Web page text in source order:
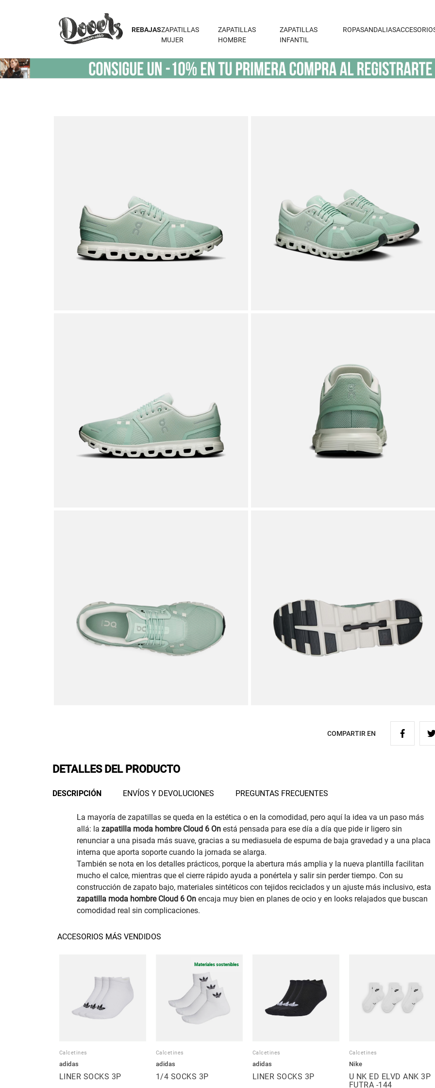
REBAJASZAPATILLAS
MUJER
ZAPATILLAS
HOMBRE
ZAPATILLAS
INFANTIL
ROPASANDALIAS
COMPARTIR EN
DETALLES DEL PRODUCTO
DESCRIPCIÓN ENVÍOS Y DEVOLUCIONES PREGUNTAS FRECUENTES
La mayoría de zapatillas se queda en la estética o en la comodidad, pero aquí la idea va un paso más
allá: la zapatilla moda hombre Cloud 6 Onestá pensada para ese día a día que pide ir ligero sin
renunciar a una pisada más suave, gracias a su mediasuela de espuma de baja gravedad y a una placa
interna que aporta soporte cuando la jornada se alarga.
También se nota en los detalles prácticos, porque la abertura más amplia y la nueva plantilla facilitan
mucho el calce, mientras que el cierre rápido ayuda a ponértela y salir sin perder tiempo. Con su
construcción de zapato bajo, materiales sintéticos con tejidos reciclados y un ajuste más inclusivo, esta
zapatilla moda hombre Cloud 6 Onencaja muy bien en planes de ocio y en looks relajados que buscan
comodidad real sin complicaciones.
ACCESORIOS MÁS VENDIDOS
Calcetines
adidas
LINER SOCKS 3P
Materiales sostenibles
Calcetines
adidas
1/4 SOCKS 3P
Calcetines
adidas
LINER SOCKS 3P
Calcetines
Nike
U NK ED ELVD ANK 3P
FUTRA -144